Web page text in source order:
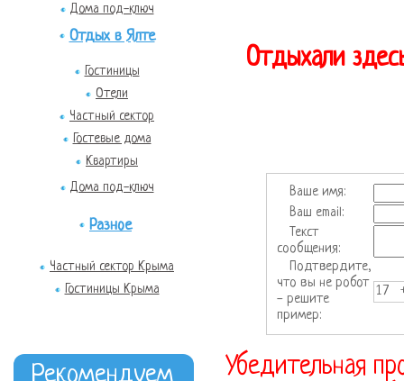
Дома под-ключ
Отдых в Ялте
Гостиницы
Отели
Частный сектор
Гостевые дома
Квартиры
Дома под-ключ
Разное
Частный сектор Крыма
Гостиницы Крыма
Отдыхали
Ваше имя:
Ваш email:
Текст
сообщения:
Подтвердите,
что вы не робот
- решите
пример:
17
Убедительная